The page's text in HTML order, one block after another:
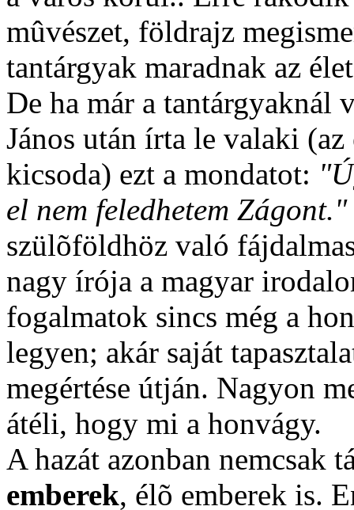
mûvészet, földrajz
tantárgyak maradnak az
De ha már a tantárgyaknál
János után írta le valaki
kicsoda) ezt a mondatot:
el nem feledhetem Zágont."
szülõföldhöz való
nagy írója a magyar
fogalmatok sincs még a
legyen; akár saját
megértése útján. Nagyon
átéli, hogy mi a honvágy.
A hazát azonban nemcsak
emberek, élõ emberek is.